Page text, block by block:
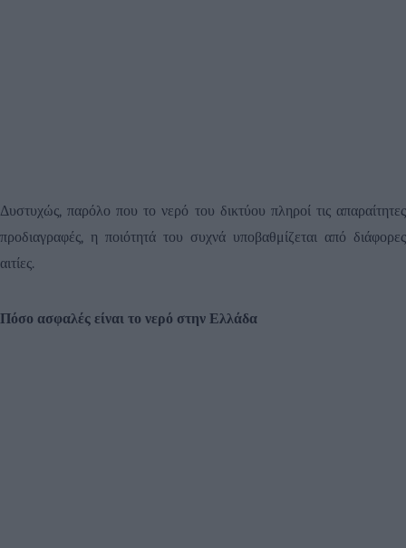
Δυστυχώς, παρόλο που το νερό του δικτύου πληροί τις απαραίτητες
προδιαγραφές, η ποιότητά του συχνά υποβαθμίζεται από διάφορες
αιτίες.
Πόσο ασφαλές είναι το νερό στην Ελλάδα